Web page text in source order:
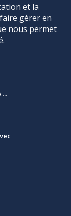
et la
gérer en
nous permet
...